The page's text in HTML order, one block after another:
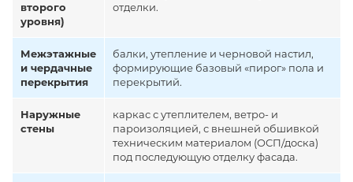
второго
уровня)
отделки.
Межэтажные
и чердачные
перекрытия
балки, утепление и черновой настил,
формирующие базовый «пирог» пола и
перекрытий.
Наружные
стены
каркас с утеплителем, ветро- и
пароизоляцией, с внешней обшивкой
техническим материалом (ОСП/доска)
под последующую отделку фасада.